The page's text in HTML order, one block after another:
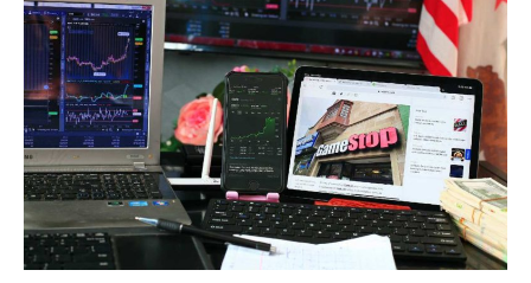
de
inflación
ronda
el
mercado
del
crédito
y
los
inversores